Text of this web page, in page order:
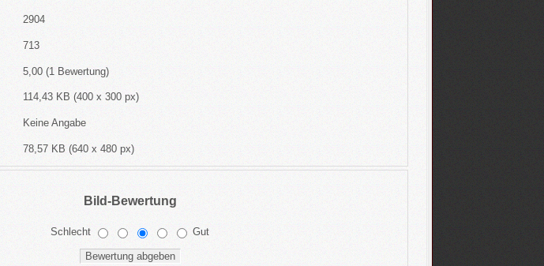
2904
713
5,00 (1 Bewertung)
114,43 KB (400 x 300 px)
Keine Angabe
78,57 KB (640 x 480 px)
Bild-Bewertung
Schlecht Gut